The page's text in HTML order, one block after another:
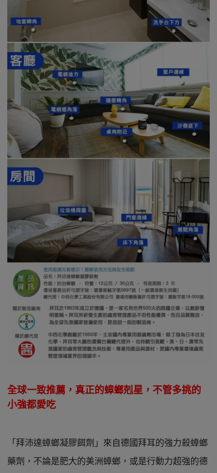
全球一致推薦，真正的蟑螂剋星，不管多挑的
小強都愛吃
「拜沛達蟑螂凝膠餌劑」來自德國拜耳的強力殺蟑螂
藥劑，不論是肥大的美洲蟑螂，或是行動力超強的德